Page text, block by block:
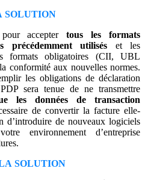
SOLUTION
acceptertous les formats
précédemment utilisés et les
formats obligatoires (CII, UBL
conformité aux nouvelles normes.
les obligations de déclaration
sera tenue de ne transmettre
les données de transaction
de convertir la facture elle-
d’introduire de nouveaux logiciels
environnement d’entreprise
SOLUTION